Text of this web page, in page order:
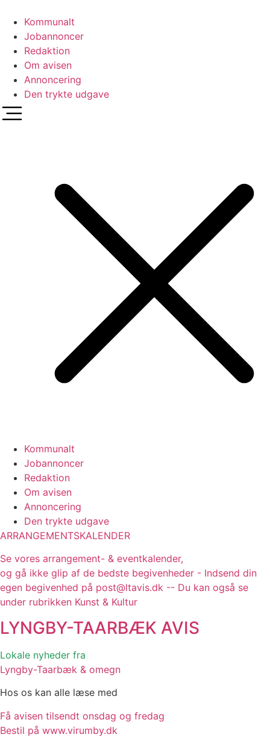
indhold
Kommunalt
Jobannoncer
Redaktion
Om avisen
Annoncering
Den trykte udgave
Kommunalt
Jobannoncer
Redaktion
Om avisen
Annoncering
Den trykte udgave
ARRANGEMENTSKALENDER
Se vores arrangement- & eventkalender,
og gå ikke glip af de bedste begivenheder - Indsend din
egen begivenhed på post@ltavis.dk -- Du kan også se
under rubrikken Kunst & Kultur
LYNGBY-TAARBÆK AVIS
Lokale nyheder fra
Lyngby-Taarbæk & omegn
Hos os kan alle læse med
Få avisen tilsendt onsdag og fredag
Bestil på www.virumby.dk